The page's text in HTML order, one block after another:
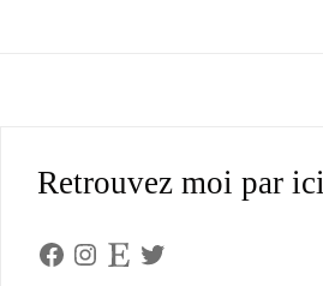
Retrouvez moi par ici
Facebook
Instagram
Etsy Twitter